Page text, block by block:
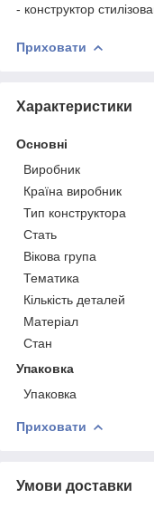
- конструктор
Приховати
Характеристики
Основні
Виробник
Країна виробник
Тип конструктора
Стать
Вікова група
Тематика
Кількість деталей
Матеріал
Стан
Упаковка
Упаковка
Приховати
Умови доставки